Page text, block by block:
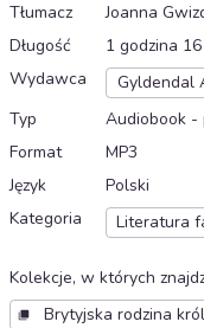
Tłumacz
Joanna
Długość
1 godzina
Wydawca
Gyldendal
Typ
Audiobook -
Format
MP3
Język
Polski
Kategoria
Literatura
Kolekcje, w których
Brytyjska rodzina